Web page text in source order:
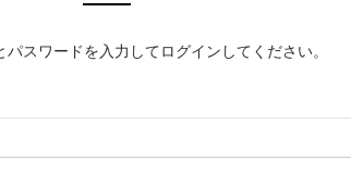
パスワードを入力してログインしてください。